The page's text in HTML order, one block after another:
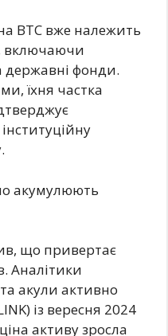
BTC вже належить
включаючи
державні фонди.
їхня частка
акумулюють
що привертає
Аналітики
акули активно
із вересня 2024
активу зросла